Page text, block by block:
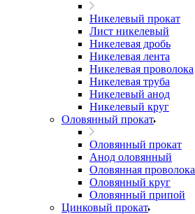
Никелевый прокат
Лист никелевый
Никелевая дробь
Никелевая лента
Никелевая проволока
Никелевая труба
Никелевый анод
Никелевый круг
Оловянный прокат
Оловянный прокат
Анод оловянный
Оловянная проволока
Оловянный круг
Оловянный припой
Цинковый прокат